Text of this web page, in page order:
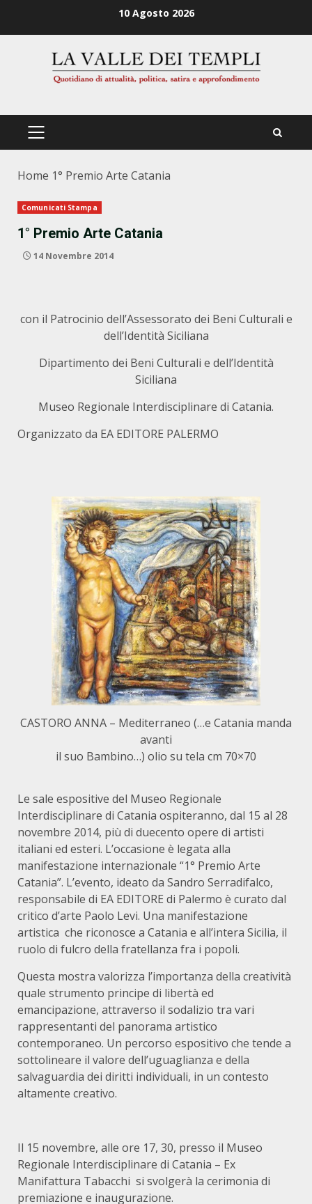
10 Agosto 2026
PRIMÄRES
Home 1° Premio Arte Catania
Comunicati Stampa
1° Premio Arte Catania
14 Novembre 2014
con il Patrocinio dell’Assessorato dei Beni Culturali e
dell’Identità Siciliana
Dipartimento dei Beni Culturali e dell’Identità
Siciliana
Museo Regionale Interdisciplinare di Catania.
Organizzato da EA EDITORE PALERMO
CASTORO ANNA – Mediterraneo (…e Catania manda
avanti
il suo Bambino…) olio su tela cm 70×70
Le sale espositive del Museo Regionale
Interdisciplinare di Catania ospiteranno, dal 15 al 28
novembre 2014, più di duecento opere di artisti
italiani ed esteri. L’occasione è legata alla
manifestazione internazionale “1° Premio Arte
Catania”. L’evento, ideato da Sandro Serradifalco,
responsabile di EA EDITORE di Palermo è curato dal
critico d’arte Paolo Levi. Una manifestazione
artistica che riconosce a Catania e all’intera Sicilia, il
ruolo di fulcro della fratellanza fra i popoli.
Questa mostra valorizza l’importanza della creatività
quale strumento principe di libertà ed
emancipazione, attraverso il sodalizio tra vari
rappresentanti del panorama artistico
contemporaneo. Un percorso espositivo che tende a
sottolineare il valore dell’uguaglianza e della
salvaguardia dei diritti individuali, in un contesto
altamente creativo.
Il 15 novembre, alle ore 17, 30, presso il Museo
Regionale Interdisciplinare di Catania – Ex
Manifattura Tabacchi si svolgerà la cerimonia di
premiazione e inaugurazione.